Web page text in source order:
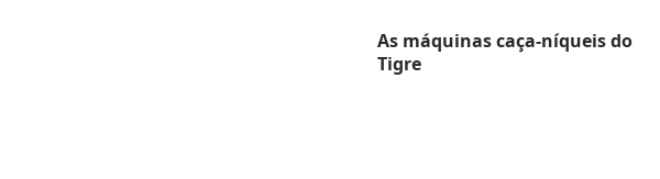
As máquinas caça-níqueis do
Tigre